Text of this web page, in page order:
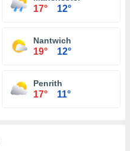
17° 12°
Nantwich
19° 12°
Penrith
17° 11°